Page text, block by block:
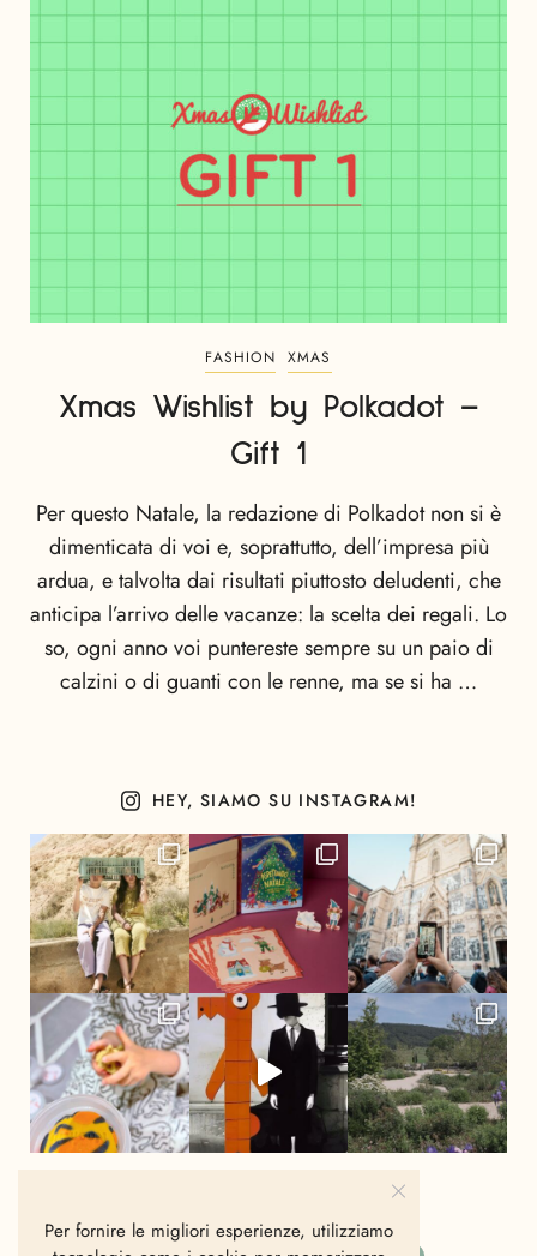
FASHION XMAS
Xmas Wishlist by Polkadot –
Gift 1
Per questo Natale, la redazione di Polkadot non si è
dimenticata di voi e, soprattutto, dell’impresa più
ardua, e talvolta dai risultati piuttosto deludenti, che
anticipa l’arrivo delle vacanze: la scelta dei regali. Lo
so, ogni anno voi puntereste sempre su un paio di
calzini o di guanti con le renne, ma se si ha …
HEY, SIAMO SU INSTAGRAM!
Per fornire le migliori esperienze, utilizziamo